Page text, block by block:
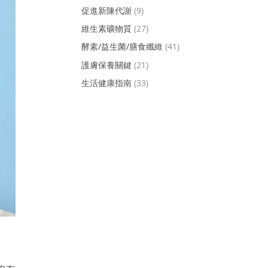
促進新陳代謝 (9)
維生素礦物質 (27)
酵素/益生菌/膳食纖維 (41)
護膚保養關鍵 (21)
生活健康指南 (33)